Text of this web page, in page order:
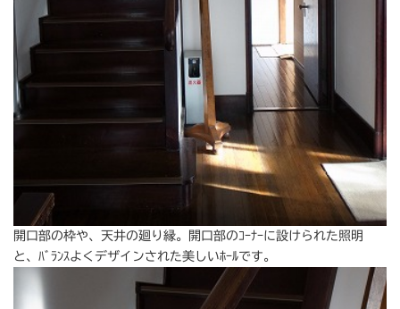
開口部の枠や、天井の廻り縁。開口部のｺｰﾅｰに設けられた照明
と、ﾊﾞﾗﾝｽよくデザインされた美しいﾎｰﾙです。